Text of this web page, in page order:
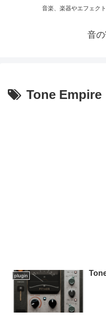
音楽、楽器やエフェク
音
Tone Empire
plugin